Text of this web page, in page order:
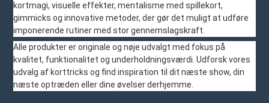
kortmagi, visuelle effekter, mentalisme med spillekort,
gimmicks og innovative metoder, der gør det muligt at udføre
imponerende rutiner med stor gennemslagskraft.
Alle produkter er originale og nøje udvalgt med fokus på
kvalitet, funktionalitet og underholdningsværdi. Udforsk vores
udvalg af korttricks og find inspiration til dit næste show, din
næste optræden eller dine øvelser derhjemme.